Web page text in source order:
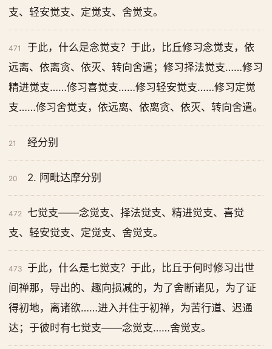
支、轻安觉支、定觉支、舍觉支。
471
于此，什么是念觉支？于此，比丘修习念觉支，依
远离、依离贪、依灭、转向舍遣；修习择法觉支……修习
精进觉支……修习喜觉支……修习轻安觉支……修习定觉
支……修习舍觉支，依远离、依离贪、依灭、转向舍遣。
21 经分别
20 2. 阿毗达摩分别
472
七觉支——念觉支、择法觉支、精进觉支、喜觉
支、轻安觉支、定觉支、舍觉支。
473
于此，什么是七觉支？于此，比丘于何时修习出世
间禅那，导出的、趣向损减的，为了舍断诸见，为了证
得初地，离诸欲……进入并住于初禅，为苦行道、迟通
达；于彼时有七觉支——念觉支……舍觉支。